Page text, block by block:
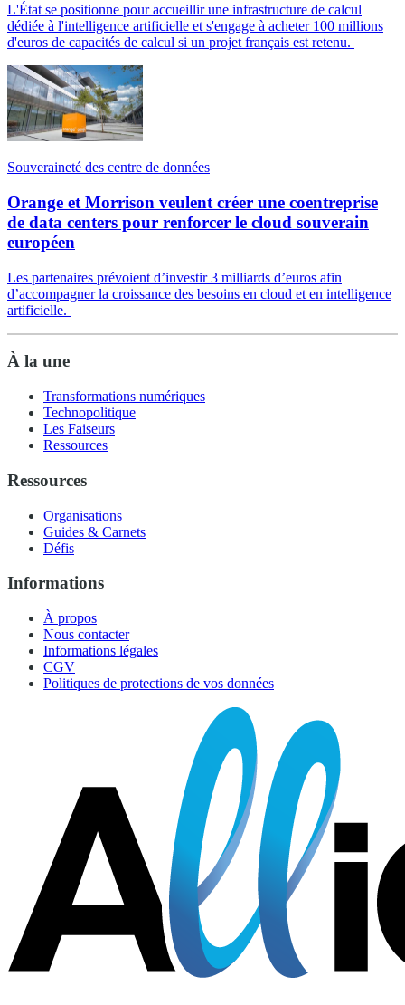
L'État se positionne pour accueillir une infrastructure de calcul
dédiée à l'intelligence artificielle et s'engage à acheter 100 millions
d'euros de capacités de calcul si un projet français est retenu.
Souveraineté des centre de données
Orange et Morrison veulent créer une coentreprise
de data centers pour renforcer le cloud souverain
européen
Les partenaires prévoient d’investir 3 milliards d’euros afin
d’accompagner la croissance des besoins en cloud et en intelligence
artificielle.
À la une
Transformations numériques
Technopolitique
Les Faiseurs
Ressources
Ressources
Organisations
Guides & Carnets
Défis
Informations
À propos
Nous contacter
Informations légales
CGV
Politiques de protections de vos données